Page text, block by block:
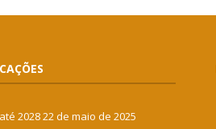
202822 de maio de 2025